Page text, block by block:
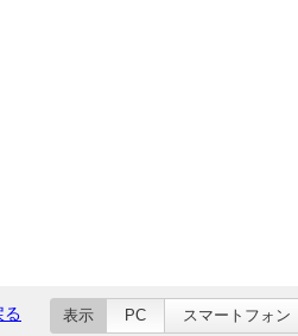
る 表示 PC スマートフォン